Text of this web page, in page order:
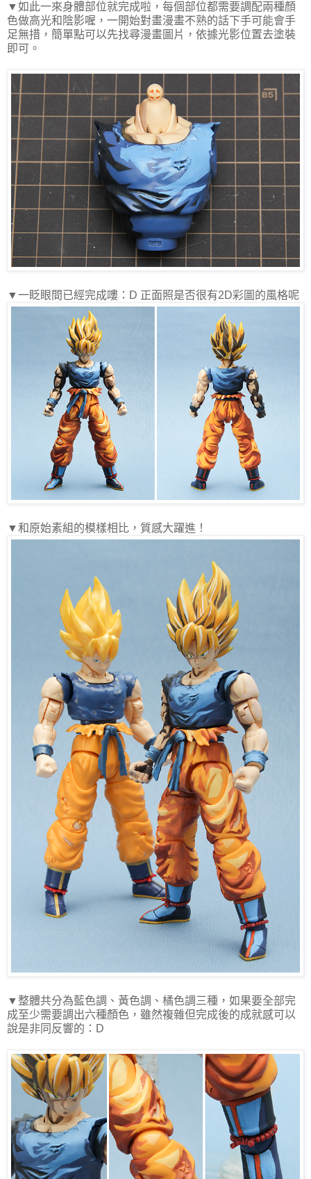
▼如此一來身體部位就完成啦，每個部位都需要調配兩種顏
色做高光和陰影喔，一開始對畫漫畫不熟的話下手可能會手
足無措，簡單點可以先找尋漫畫圖片，依據光影位置去塗裝
即可。
▼一眨眼間已經完成嘍： D 正面照是否很有2D彩圖的風格呢
▼和原始素組的模樣相比，質感大躍進！
▼整體共分為藍色調、黃色調、橘色調三種，如果要全部完
成至少需要調出六種顏色，雖然複雜但完成後的成就感可以
說是非同反響的： D